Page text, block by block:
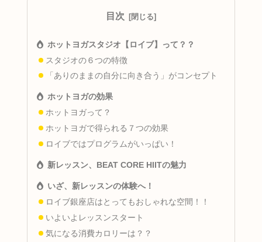
目次
ホットヨガスタジオ【ロイブ】って？？
スタジオの６つの特徴
「ありのままの自分に向き合う」がコンセプト
ホットヨガの効果
ホットヨガって？
ホットヨガで得られる７つの効果
ロイブではプログラムがいっぱい！
新レッスン、BEAT CORE HIITの魅力
いざ、新レッスンの体験へ！
ロイブ銀座店はとってもおしゃれな空間！！
いよいよレッスンスタート
気になる消費カロリーは？？